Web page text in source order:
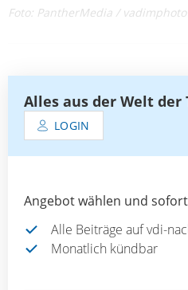
Foto: PantherMedia /
Alles aus der Welt der
LOGIN
Angebot wählen und
Alle Beiträge auf vdi-
Monatlich kündbar